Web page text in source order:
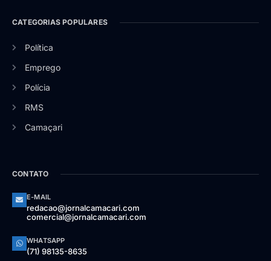
CATEGORIAS POPULARES
Política
Emprego
Polícia
RMS
Camaçari
CONTATO
E-MAIL
redacao@jornalcamacari.com
comercial@jornalcamacari.com
WHATSAPP
(71) 98135-8635